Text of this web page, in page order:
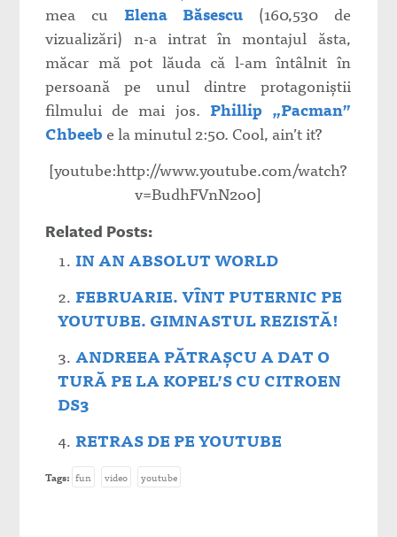
mea cu Elena Băsescu (160,530 de
vizualizări) n-a intrat în montajul ăsta,
măcar mă pot lăuda că l-am întâlnit în
persoană pe unul dintre protagoniştii
filmului de mai jos. Phillip „Pacman”
Chbeeb e la minutul 2:50. Cool, ain’t it?
[youtube:http://www.youtube.com/watch?
v=BudhFVnN2o0]
Related Posts:
IN AN ABSOLUT WORLD
FEBRUARIE. VÎNT PUTERNIC PE
YOUTUBE. GIMNASTUL REZISTĂ!
ANDREEA PĂTRAŞCU A DAT O
TURĂ PE LA KOPEL’S CU CITROEN
DS3
RETRAS DE PE YOUTUBE
Tags: fun video youtube